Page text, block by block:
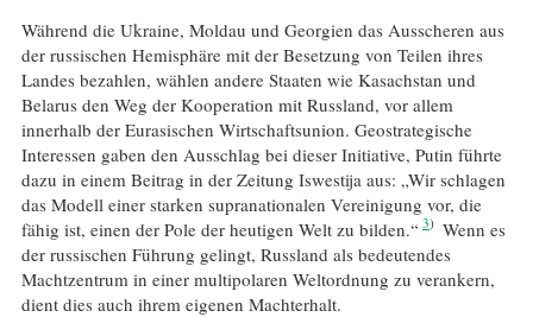
Während die Ukraine, Moldau und Georgien das Ausscheren aus
der russischen Hemisphäre mit der Besetzung von Teilen ihres
Landes bezahlen, wählen andere Staaten wie Kasachstan und
Belarus den Weg der Kooperation mit Russland, vor allem
innerhalb der Eurasischen Wirtschaftsunion. Geostrategische
Interessen gaben den Ausschlag bei dieser Initiative, Putin führte
dazu in einem Beitrag in der Zeitung Iswestija aus: „Wir schlagen
das Modell einer starken supranationalen Vereinigung vor, die
fähig ist, einen der Pole der heutigen Welt zu bilden.“ 3
Wenn es
der russischen Führung gelingt, Russland als bedeutendes
Machtzentrum in einer multipolaren Weltordnung zu verankern,
dient dies auch ihrem eigenen Machterhalt.